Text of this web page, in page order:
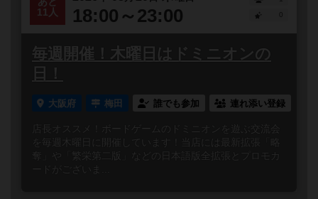
11人
18:00～23:00
毎週開催！木曜日はドミニオンの
日！
大阪府 梅田 誰でも参加 連れ添い登録
店長オススメ！ボードゲームのドミニオンを遊ぶ交流会
を毎週木曜日に開催しています！当店には最新拡張「略
奪」や「繁栄第二版」などの日本語版全拡張とプロモカ